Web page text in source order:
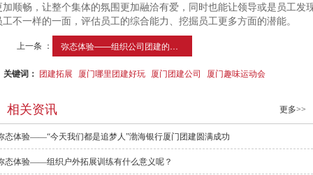
加顺畅，让整个集体的氛围更加融洽有爱，同时也能让领导或是员工发
工不一样的一面，评估员工的综合能力、挖掘员工更多方面的潜能。
上一条 ： 弥态体验——组织公司团建的意义
关键词： 团建拓展 厦门哪里团建好玩 厦门团建公司 厦门趣味运动会
相关资讯 更多>>
态体验——“今天我们都是追梦人”渤海银行厦门团建圆满成功
态体验——组织户外拓展训练有什么意义呢？